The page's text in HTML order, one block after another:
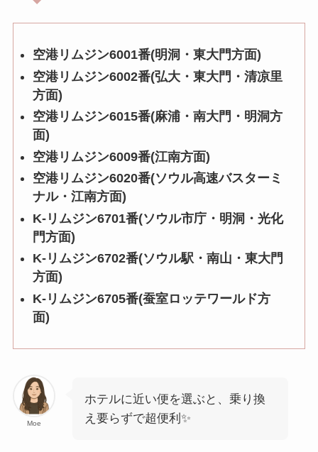
空港リムジン6001番(明洞・東大門方面)
空港リムジン6002番(弘大・東大門・清凉里
方面)
空港リムジン6015番(麻浦・南大門・明洞方
面)
空港リムジン6009番(江南方面)
空港リムジン6020番(ソウル高速バスターミ
ナル・江南方面)
K-リムジン6701番(ソウル市庁・明洞・光化
門方面)
K-リムジン6702番(ソウル駅・南山・東大門
方面)
K-リムジン6705番(蚕室ロッテワールド方
面)
Moe
ホテルに近い便を選ぶと、乗り換
え要らずで超便利✨